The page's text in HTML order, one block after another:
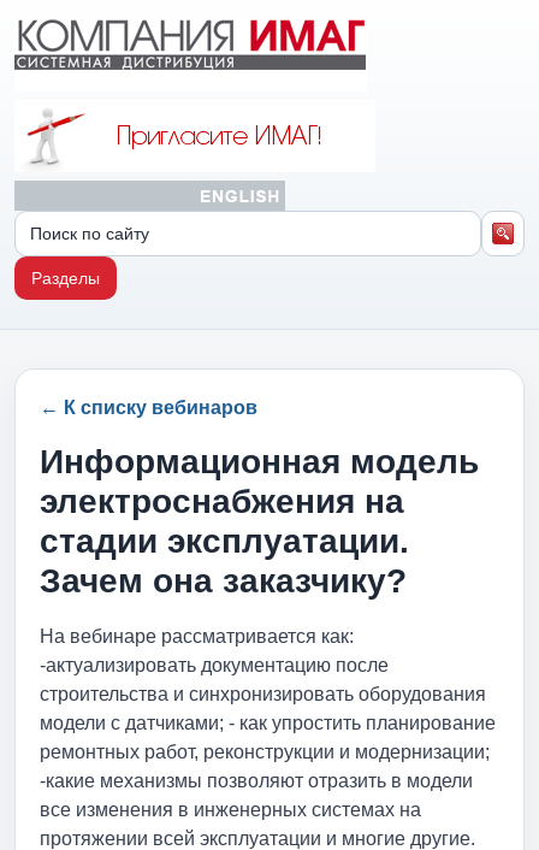
Разделы
← К списку вебинаров
Информационная модель
электроснабжения на
стадии эксплуатации.
Зачем она заказчику?
На вебинаре рассматривается как:
-актуализировать документацию после
строительства и синхронизировать оборудования
модели с датчиками; - как упростить планирование
ремонтных работ, реконструкции и модернизации;
-какие механизмы позволяют отразить в модели
все изменения в инженерных системах на
протяжении всей эксплуатации и многие другие.